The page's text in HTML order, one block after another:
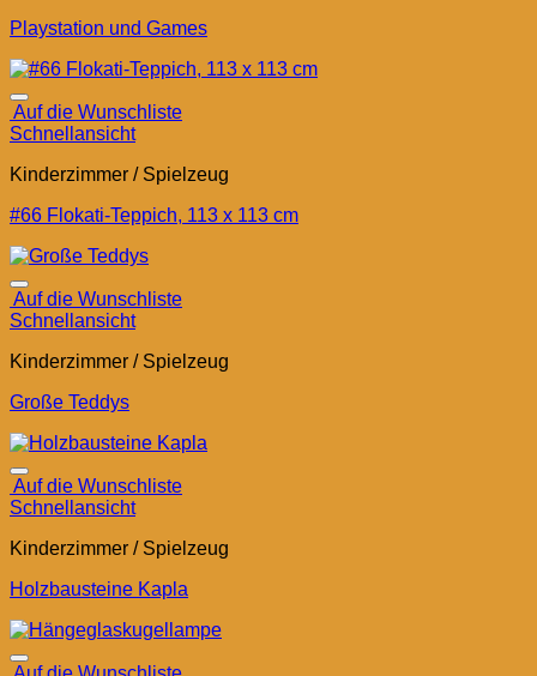
Playstation und Games
Auf die Wunschliste
Schnellansicht
Kinderzimmer / Spielzeug
#66 Flokati-Teppich, 113 x 113 cm
Auf die Wunschliste
Schnellansicht
Kinderzimmer / Spielzeug
Große Teddys
Auf die Wunschliste
Schnellansicht
Kinderzimmer / Spielzeug
Holzbausteine Kapla